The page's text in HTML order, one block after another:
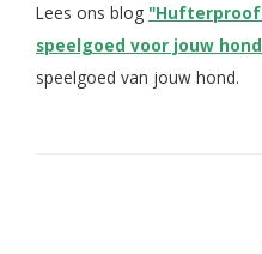
Lees ons blog "Hufterproof
speelgoed voor jouw
speelgoed van jouw hond.